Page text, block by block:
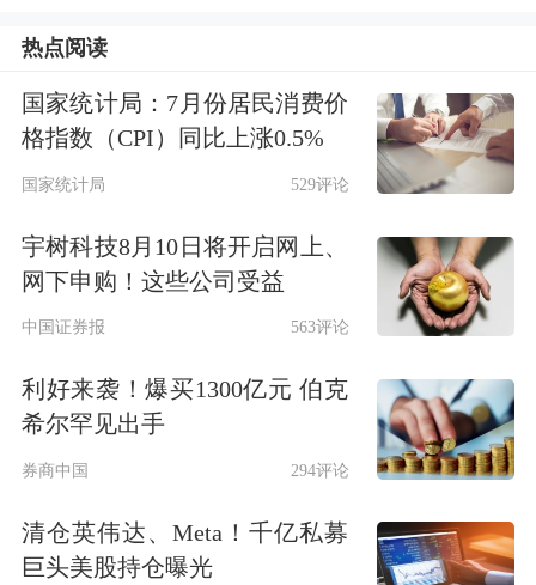
热点阅读
国家统计局：7月份居民消费价
格指数（CPI）同比上涨0.5%
国家统计局 529评论
宇树科技8月10日将开启网上、
网下申购！这些公司受益
中国证券报 563评论
利好来袭！爆买1300亿元 伯克
希尔罕见出手
券商中国 294评论
清仓英伟达、Meta！千亿私募
巨头美股持仓曝光